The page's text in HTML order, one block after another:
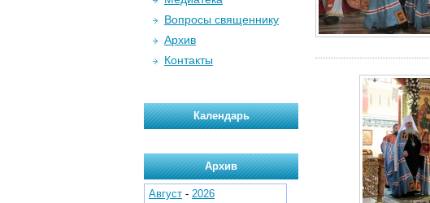
Вопросы священнику
Архив
Контакты
Календарь
Архив
Август - 2026